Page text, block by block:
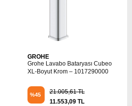
GROHE
Grohe Lavabo Bataryası Cubeo
XL-Boyut Krom – 1017290000
%45
21.005,61 TL
11.553,09 TL